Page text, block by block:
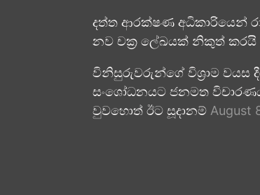
දත්ත ආරක්ෂණ අධිකාරියෙන්
නව චක්‍ර ලේඛයක් නිකුත් කරයි
විනිසුරුවරුන්ගේ විශ්‍රාම වයස
සංශෝධනයට ජනමත
වුවහොත් ඊට සූදානම් August